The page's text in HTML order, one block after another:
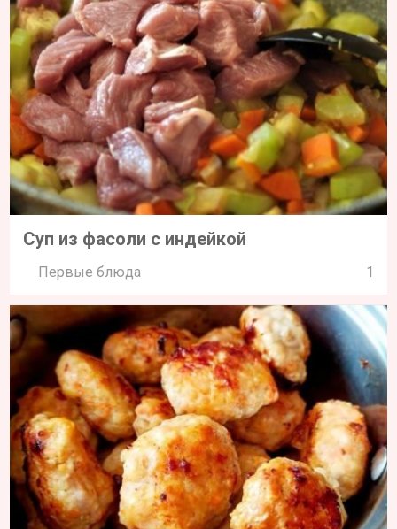
Суп из фасоли с индейкой
Первые блюда 1